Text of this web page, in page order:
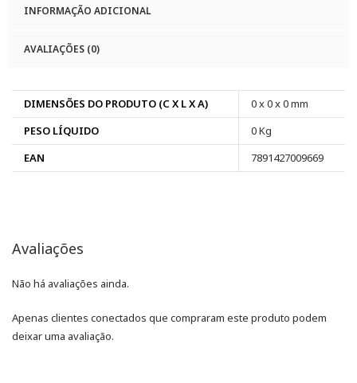
INFORMAÇÃO ADICIONAL
AVALIAÇÕES (0)
DIMENSÕES DO PRODUTO (C X L X A)
0 x 0 x 0 mm
PESO LÍQUIDO
0 Kg
EAN
7891427009669
Avaliações
Não há avaliações ainda.
Apenas clientes conectados que compraram este produto podem
deixar uma avaliação.